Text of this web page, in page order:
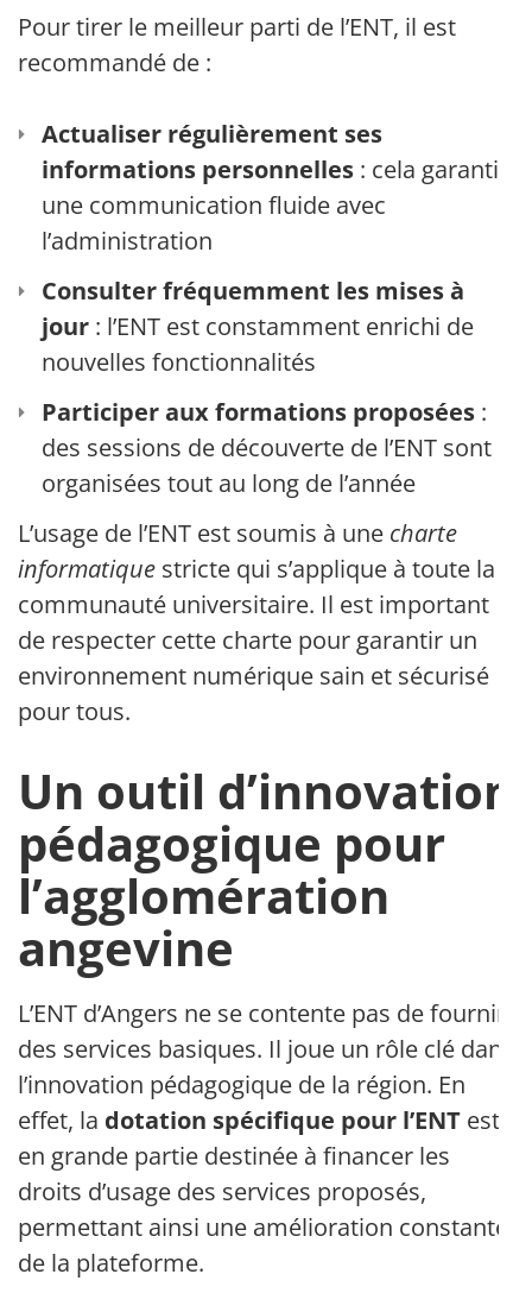
Pour tirer le meilleur parti de l’ENT, il est
recommandé de :
Actualiser régulièrement ses
informations personnelles : cela garantit
une communication fluide avec
l’administration
Consulter fréquemment les mises à
jour : l’ENT est constamment enrichi de
nouvelles fonctionnalités
Participer aux formations proposées :
des sessions de découverte de l’ENT sont
organisées tout au long de l’année
L’usage de l’ENT est soumis à une charte
informatique stricte qui s’applique à toute la
communauté universitaire. Il est important
de respecter cette charte pour garantir un
environnement numérique sain et sécurisé
pour tous.
Un outil d’innovation
pédagogique pour
l’agglomération
angevine
L’ENT d’Angers ne se contente pas de fournir
des services basiques. Il joue un rôle clé dans
l’innovation pédagogique de la région. En
effet, la dotation spécifique pour l’ENT est
en grande partie destinée à financer les
droits d’usage des services proposés,
permettant ainsi une amélioration constante
de la plateforme.